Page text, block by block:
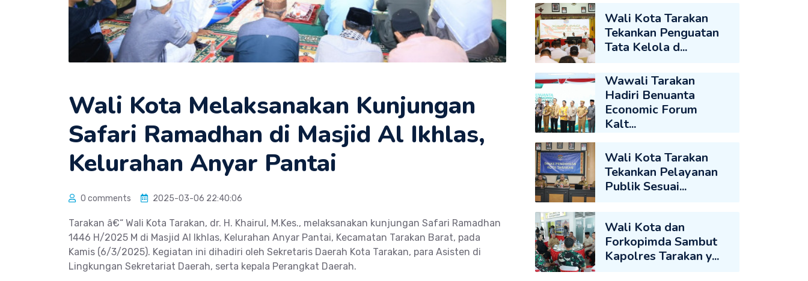
Wali Kota Melaksanakan Kunjungan
Safari Ramadhan di Masjid Al Ikhlas,
Kelurahan Anyar Pantai
0 comments 2025-03-06 22:40:06
Tarakan â€“ Wali Kota Tarakan, dr. H. Khairul, M.Kes., melaksanakan kunjungan Safari Ramadhan
1446 H/2025 M di Masjid Al Ikhlas, Kelurahan Anyar Pantai, Kecamatan Tarakan Barat, pada
Kamis (6/3/2025). Kegiatan ini dihadiri oleh Sekretaris Daerah Kota Tarakan, para Asisten di
Lingkungan Sekretariat Daerah, serta kepala Perangkat Daerah.
Wali Kota Tarakan
Tekankan Penguatan
Tata Kelola d...
Wawali Tarakan
Hadiri Benuanta
Economic Forum
Kalt...
Wali Kota Tarakan
Tekankan Pelayanan
Publik Sesuai...
Wali Kota dan
Forkopimda Sambut
Kapolres Tarakan y...